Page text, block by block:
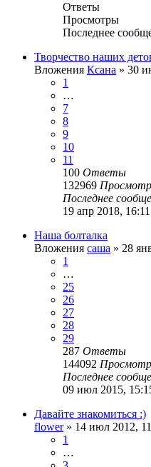
Ответы
Просмотры
Последнее
Творчество наших
Вложения Ксана » 30
1
…
7
8
9
10
11
100 Ответы
132969
Последнее
19 апр 2018, 16:11
Наша болталка
Вложения саша » 28
1
…
25
26
27
28
29
287 Ответы
144092
Последнее
09 июл 2015,
Давайте знакомиться :)
flower» 14 июл 2012,
1
…